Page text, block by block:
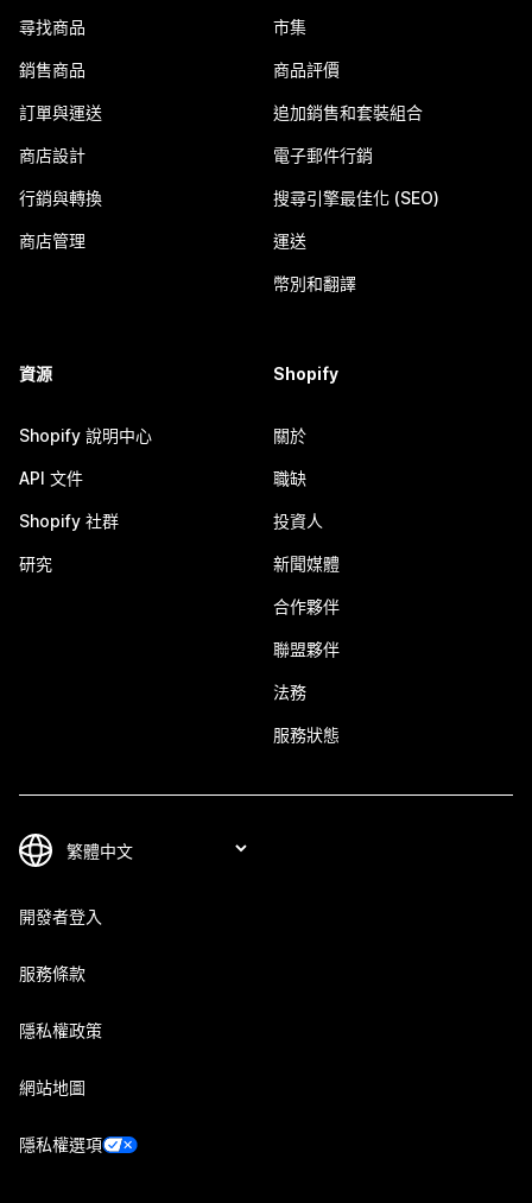
尋找商品
銷售商品
訂單與運送
商店設計
行銷與轉換
商店管理
市集
商品評價
追加銷售和套裝組合
電子郵件行銷
搜尋引擎最佳化 (SEO)
運送
幣別和翻譯
資源
Shopify 說明中心
API 文件
Shopify 社群
研究
Shopify
關於
職缺
投資人
新聞媒體
合作夥伴
聯盟夥伴
法務
服務狀態
開發者登入
服務條款
隱私權政策
網站地圖
隱私權選項